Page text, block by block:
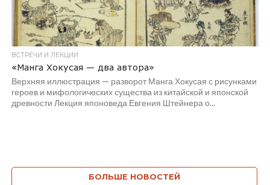
ВСТРЕЧИ И ЛЕКЦИИ
«Манга Хокусая — два автора»
Верхняя иллюстрация — разворот Манга Хокусая с рисунками
героев и мифологических существа из китайской и японской
древности Лекция японоведа Евгения Штейнера о...
БОЛЬШЕ НОВОСТЕЙ